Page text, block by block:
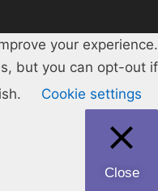
your experience.
but you can opt-out if
Cookie settings
Close